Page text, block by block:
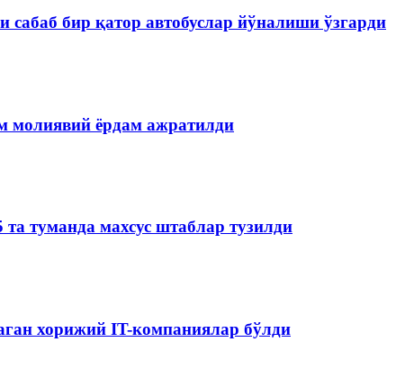
бир қатор автобуслар йўналиши ўзгарди
молиявий ёрдам ажратилди
туманда махсус штаблар тузилди
хорижий IT-компаниялар бўлди